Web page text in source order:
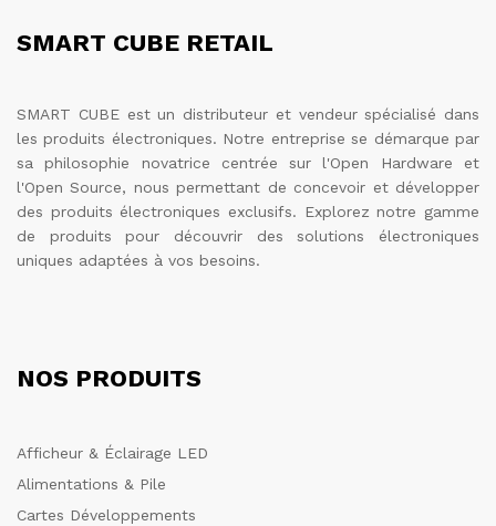
SMART CUBE RETAIL
SMART CUBE est un distributeur et vendeur spécialisé dans
les produits électroniques. Notre entreprise se démarque par
sa philosophie novatrice centrée sur l'Open Hardware et
l'Open Source, nous permettant de concevoir et développer
des produits électroniques exclusifs. Explorez notre gamme
de produits pour découvrir des solutions électroniques
uniques adaptées à vos besoins.
NOS PRODUITS
Afficheur & Éclairage LED
Alimentations & Pile
Cartes Développements